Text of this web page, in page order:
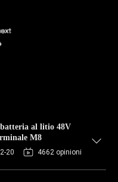
al litio 48V
M8
20 4662 opinioni